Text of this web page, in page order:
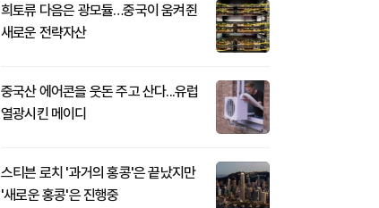
희토류 다음은 광모듈…중국이 움켜쥔
새로운 전략자산
중국산 에어콘을 웃돈 주고 산다...유럽
열광시킨 메이디
스티븐 로치 '과거의 홍콩'은 끝났지만
'새로운 홍콩'은 진행중